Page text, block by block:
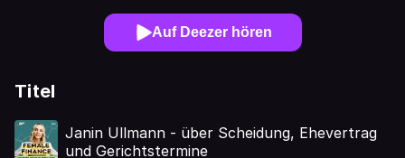
Auf Deezer hören
Titel
Janin Ullmann - über Scheidung, Ehevertrag
und Gerichtstermine